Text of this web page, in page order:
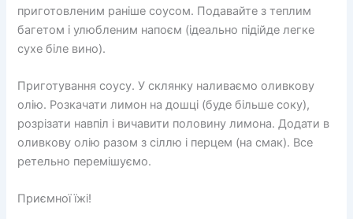
приготовленим раніше соусом. Подавайте з теплим
багетом і улюбленим напоєм (ідеально підійде легке
сухе біле вино).
Приготування соусу. У склянку наливаємо оливкову
олію. Розкачати лимон на дошці (буде більше соку),
розрізати навпіл і вичавити половину лимона. Додати в
оливкову олію разом з сіллю і перцем (на смак). Все
ретельно перемішуємо.
Приємної їжі!